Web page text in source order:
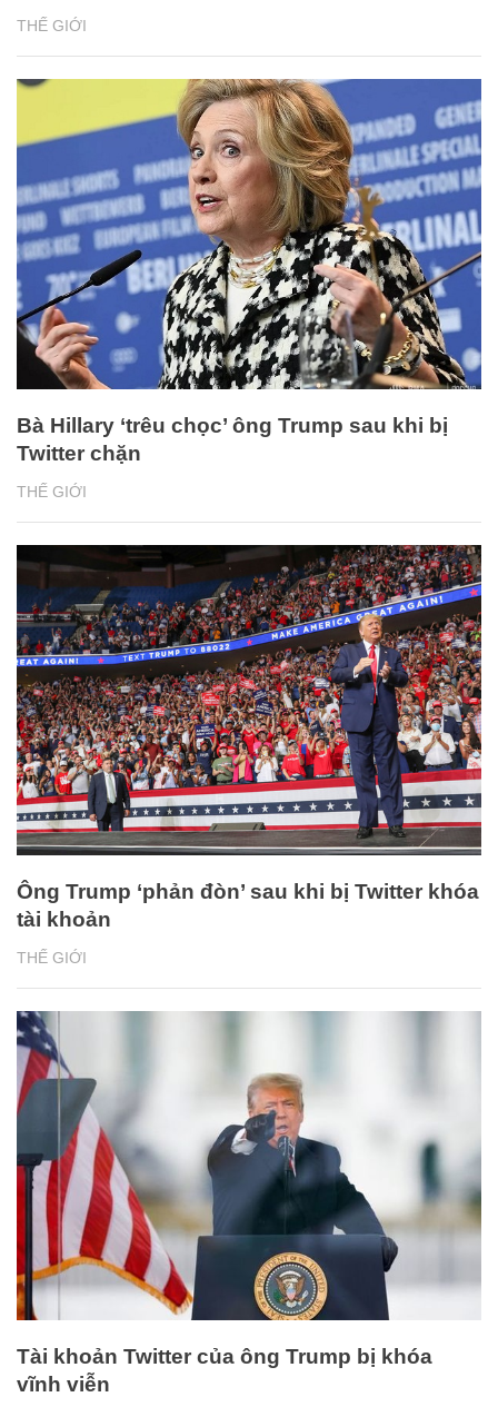
THẾ GIỚI
THẾ GIỚI
Bà Hillary ‘trêu chọc’ ông Trump sau khi bị
Twitter chặn
THẾ GIỚI
Ông Trump ‘phản đòn’ sau khi bị Twitter khóa
tài khoản
Tài khoản Twitter của ông Trump bị khóa
vĩnh viễn